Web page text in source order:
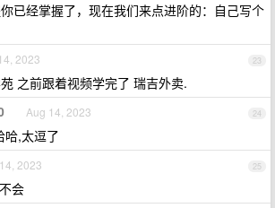
已经掌握了，现在我们来点进阶的：自己写个
23
2023
之前跟着视频学完了 瑞吉外卖.
24
Aug 14, 2023
哈,太逗了
25
2023
会